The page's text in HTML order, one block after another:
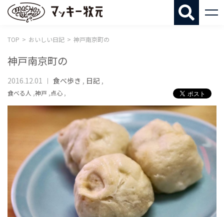
TOP おいしい日記 神戸南京町の
神戸南京町の
2016.12.01 食べ歩き , 日記 ,
食べる人 ,神戸 ,点心 ,